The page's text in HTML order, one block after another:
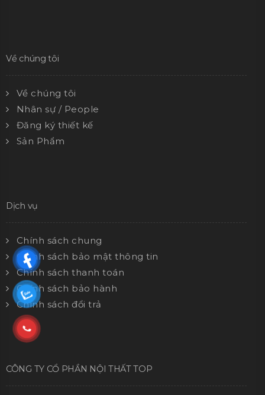
Về chúng tôi
Về chúng tôi
Nhân sự / People
Đăng ký thiết kế
Sản Phẩm
Dịch vụ
Chính sách chung
Chính sách bảo mật thông tin
Chính sách thanh toán
Chính sách bảo hành
Chính sách đổi trả
CÔNG TY CỔ PHẦN NỘI THẤT TOP